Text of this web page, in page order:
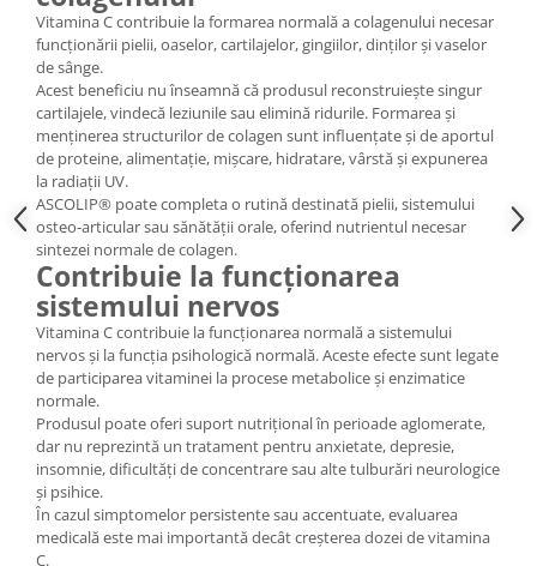
Vitamina C contribuie la formarea normală a colagenului necesar
funcționării pielii, oaselor, cartilajelor, gingiilor, dinților și vaselor
de sânge.
Acest beneficiu nu înseamnă că produsul reconstruiește singur
cartilajele, vindecă leziunile sau elimină ridurile. Formarea și
menținerea structurilor de colagen sunt influențate și de aportul
de proteine, alimentație, mișcare, hidratare, vârstă și expunerea
la radiații UV.
ASCOLIP® poate completa o rutină destinată pielii, sistemului
osteo-articular sau sănătății orale, oferind nutrientul necesar
sintezei normale de colagen.
Contribuie la funcționarea
sistemului nervos
Vitamina C contribuie la funcționarea normală a sistemului
nervos și la funcția psihologică normală. Aceste efecte sunt legate
de participarea vitaminei la procese metabolice și enzimatice
normale.
Produsul poate oferi suport nutrițional în perioade aglomerate,
dar nu reprezintă un tratament pentru anxietate, depresie,
insomnie, dificultăți de concentrare sau alte tulburări neurologice
și psihice.
În cazul simptomelor persistente sau accentuate, evaluarea
medicală este mai importantă decât creșterea dozei de vitamina
C.